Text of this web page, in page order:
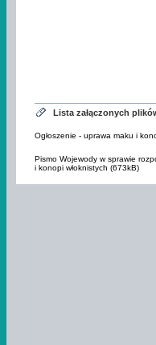
Lista załączonych
Ogłoszenie - uprawa maku i
Pismo Wojewody w sprawie
i konopi włoknistych (673kB)